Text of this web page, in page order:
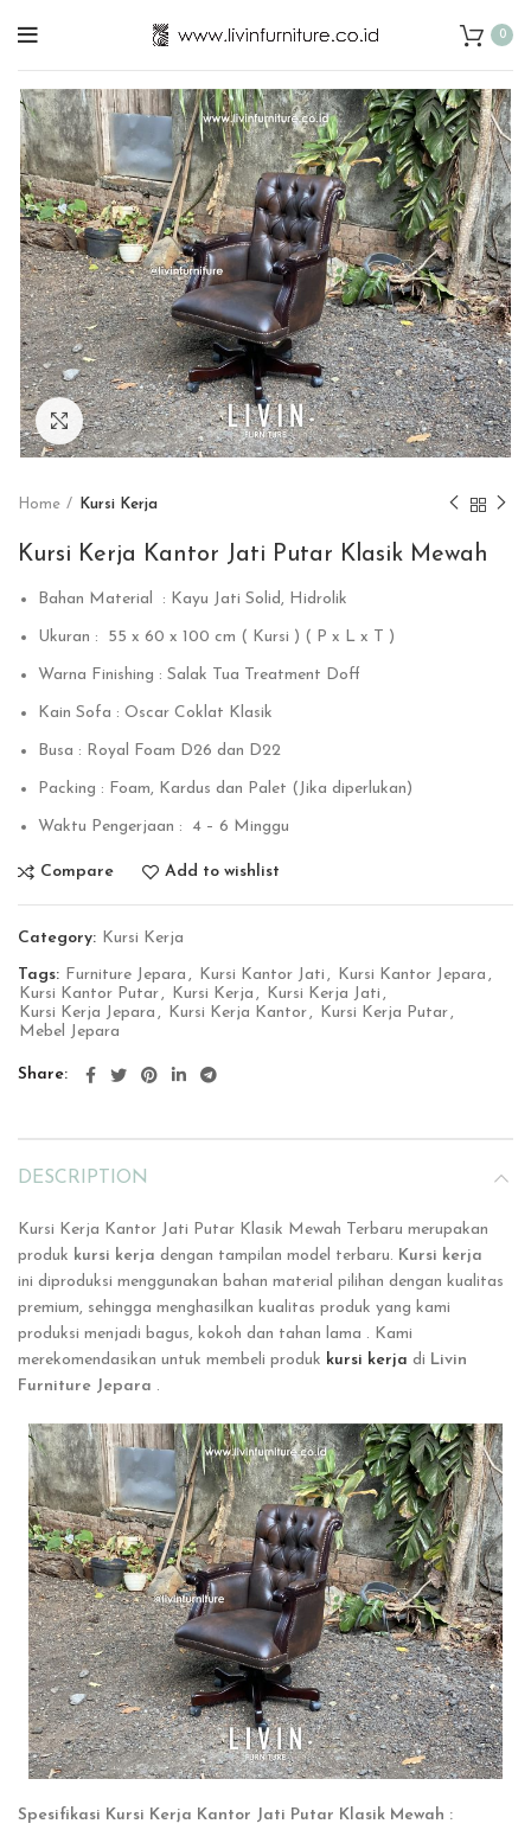
0
Click to enlarge
Home Kursi Kerja
Kursi Kerja Kantor Jati Putar Klasik Mewah
Bahan Material : Kayu Jati Solid, Hidrolik
Ukuran : 55 x 60 x 100 cm ( Kursi ) ( P x L x T )
Warna Finishing : Salak Tua Treatment Doff
Kain Sofa : Oscar Coklat Klasik
Busa : Royal Foam D26 dan D22
Packing : Foam, Kardus dan Palet (Jika diperlukan)
Waktu Pengerjaan : 4 – 6 Minggu
Compare Add to wishlist
Category: Kursi Kerja
Tags: Furniture Jepara , Kursi Kantor Jati , Kursi Kantor Jepara ,
Kursi Kantor Putar , Kursi Kerja , Kursi Kerja Jati ,
Kursi Kerja Jepara , Kursi Kerja Kantor , Kursi Kerja Putar ,
Mebel Jepara
Share
DESCRIPTION
Kursi Kerja Kantor Jati Putar Klasik Mewah Terbaru merupakan
produk kursi kerja dengan tampilan model terbaru. Kursi kerja
ini diproduksi menggunakan bahan material pilihan dengan kualitas
premium, sehingga menghasilkan kualitas produk yang kami
produksi menjadi bagus, kokoh dan tahan lama . Kami
merekomendasikan untuk membeli produk kursi kerja di Livin
Furniture Jepara .
Spesifikasi Kursi Kerja Kantor Jati Putar Klasik Mewah :